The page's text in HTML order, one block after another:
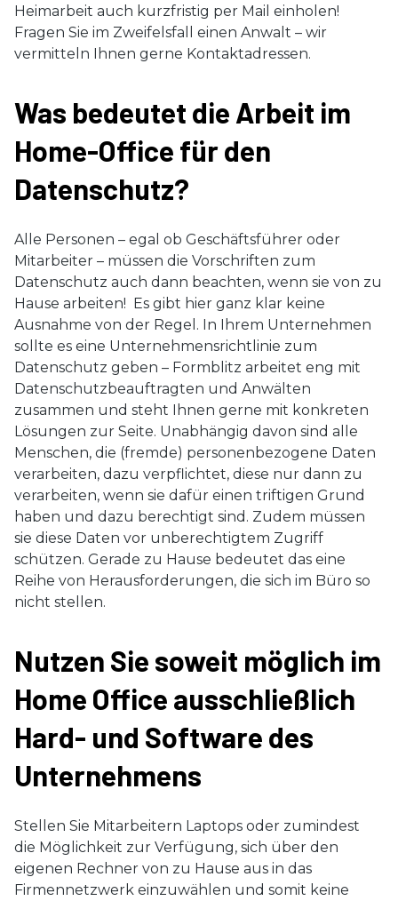
Heimarbeit auch kurzfristig per Mail einholen!
Fragen Sie im Zweifelsfall einen Anwalt – wir
vermitteln Ihnen gerne Kontaktadressen.
Was bedeutet die Arbeit im
Home-Office für den
Datenschutz?
Alle Personen – egal ob Geschäftsführer oder
Mitarbeiter – müssen die Vorschriften zum
Datenschutz auch dann beachten, wenn sie von zu
Hause arbeiten! Es gibt hier ganz klar keine
Ausnahme von der Regel. In Ihrem Unternehmen
sollte es eine Unternehmensrichtlinie zum
Datenschutz geben – Formblitz arbeitet eng mit
Datenschutzbeauftragten und Anwälten
zusammen und steht Ihnen gerne mit konkreten
Lösungen zur Seite. Unabhängig davon sind alle
Menschen, die (fremde) personenbezogene Daten
verarbeiten, dazu verpflichtet, diese nur dann zu
verarbeiten, wenn sie dafür einen triftigen Grund
haben und dazu berechtigt sind. Zudem müssen
sie diese Daten vor unberechtigtem Zugriff
schützen. Gerade zu Hause bedeutet das eine
Reihe von Herausforderungen, die sich im Büro so
nicht stellen.
Nutzen Sie soweit möglich im
Home Office ausschließlich
Hard- und Software des
Unternehmens
Stellen Sie Mitarbeitern Laptops oder zumindest
die Möglichkeit zur Verfügung, sich über den
eigenen Rechner von zu Hause aus in das
Firmennetzwerk einzuwählen und somit keine